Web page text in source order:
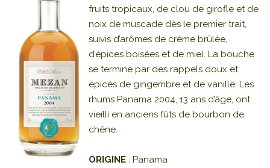
fruits tropicaux, de clou de girofle et de
noix de muscade dès le premier trait,
suivis d’arômes de crème brûlée,
d’épices boisées et de miel. La bouche
se termine par des rappels doux et
épicés de gingembre et de vanille. Les
rhums Panama 2004, 13 ans d’âge, ont
vieilli en anciens fûts de bourbon de
chêne.
ORIGINE : Panama